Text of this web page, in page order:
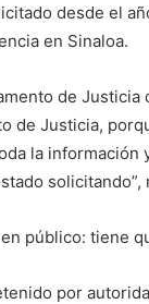
desde el
en Sinaloa.
de
de Justicia,
la
solicitando”,
público: tiene
por